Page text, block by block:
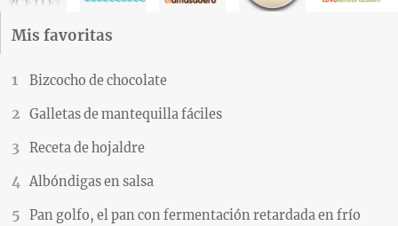
Mis favoritas
Bizcocho de chocolate
Galletas de mantequilla fáciles
Receta de hojaldre
Albóndigas en salsa
Pan golfo, el pan con fermentación retardada en frío